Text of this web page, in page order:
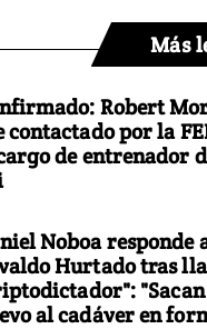
Más
Robert
contactado por la
de entrenador
Noboa responde
Hurtado tras
"Sacan
al cadáver en